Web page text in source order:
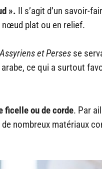
». Il s’agit d’un savoir-
plat ou en relief.
et Perses se
ce qui a surtout
ficelle ou de corde. Par
nombreux matériaux